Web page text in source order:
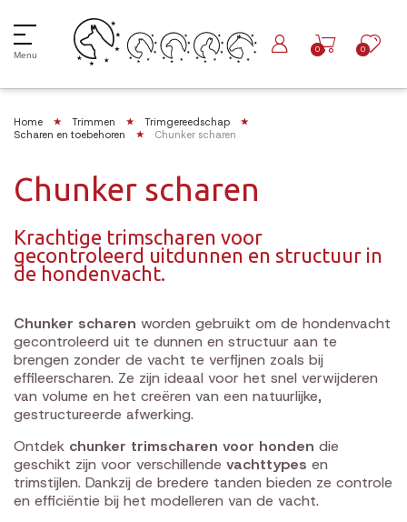
Menu
0 0
Home Trimmen
Trimgereedschap
Scharen en toebehoren
Chunker scharen
Chunker scharen
Krachtige trimscharen voor
gecontroleerd uitdunnen en structuur in
de hondenvacht.
Chunker scharen worden gebruikt om de hondenvacht
gecontroleerd uit te dunnen en structuur aan te
brengen zonder de vacht te verfijnen zoals bij
effileerscharen. Ze zijn ideaal voor het snel verwijderen
van volume en het creëren van een natuurlijke,
gestructureerde afwerking.
Ontdek chunker trimscharen voor honden die
geschikt zijn voor verschillende vachttypes en
trimstijlen. Dankzij de bredere tanden bieden ze controle
en efficiëntie bij het modelleren van de vacht.